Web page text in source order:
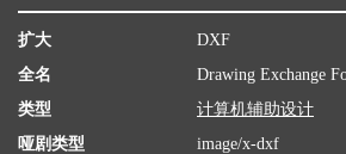
扩大
DXF
全名
Drawing Exchange
类型
计算机辅助设计
哑剧类型
image/x-dxf